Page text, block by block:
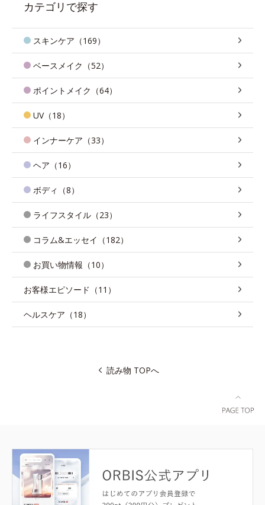
カテゴリで探す
スキンケア（169）
ベースメイク（52）
ポイントメイク（64）
UV（18）
インナーケア（33）
ヘア（16）
ボディ（8）
ライフスタイル（23）
コラム&エッセイ（182）
お買い物情報（10）
お客様エピソード（11）
ヘルスケア（18）
読み物 TOPへ